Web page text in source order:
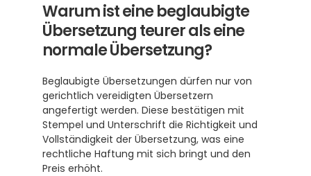
Warum ist eine beglaubigte
Übersetzung teurer als eine
normale Übersetzung?
Beglaubigte Übersetzungen dürfen nur von
gerichtlich vereidigten Übersetzern
angefertigt werden. Diese bestätigen mit
Stempel und Unterschrift die Richtigkeit und
Vollständigkeit der Übersetzung, was eine
rechtliche Haftung mit sich bringt und den
Preis erhöht.